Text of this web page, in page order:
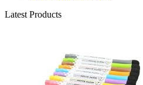
Latest Products